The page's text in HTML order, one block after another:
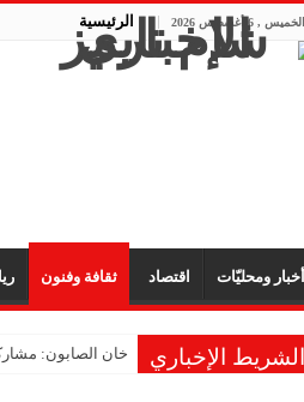
الخميس , 6 أغسطس 2026 الرئيسية
أخبار ومحليّات اقتصاد ثقافة وفنون
الشريط الإخباري خان الصابون: